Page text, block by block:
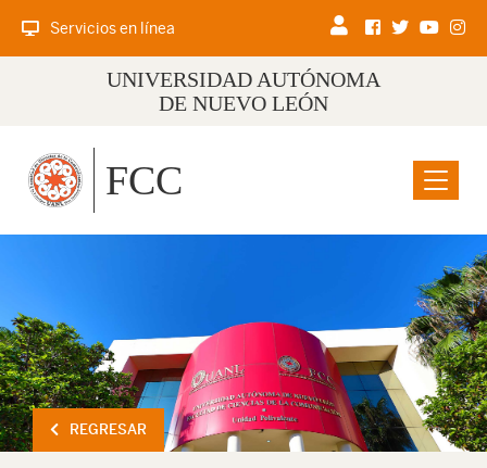
Servicios en línea
UNIVERSIDAD AUTÓNOMA
DE NUEVO LEÓN
Menu
FCC
REGRESAR